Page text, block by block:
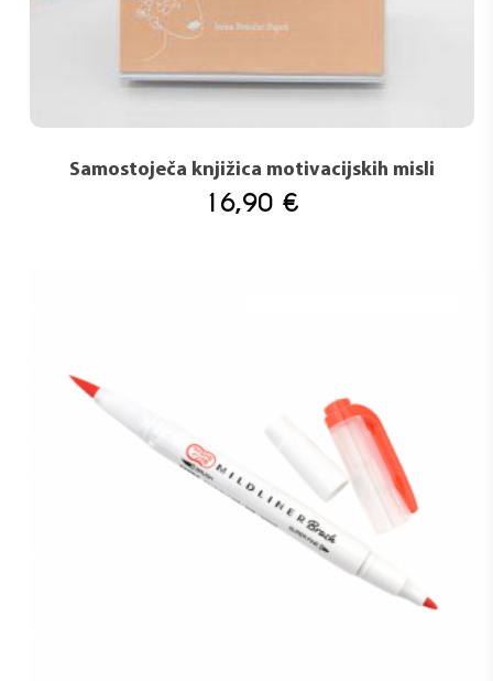
Samostoječa knjižica motivacijskih misli
16,90 €